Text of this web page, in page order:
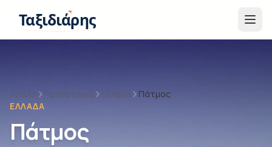
Ταξιδιάρης
Αρχική Προορισμοί Ελλάδα
Πάτμος
ΕΛΛΆΔΑ
Πάτμος